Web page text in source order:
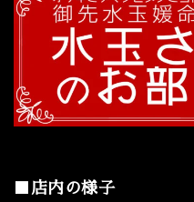
■店内の様子